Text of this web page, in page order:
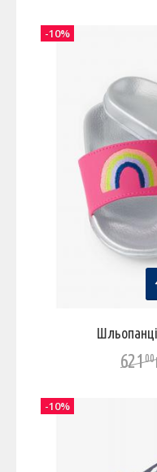
62100
-10%
-10%